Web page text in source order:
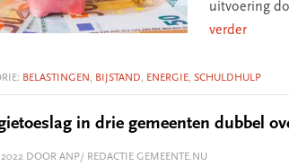
uitvoering
verder
BELASTINGEN , BIJSTAND, ENERGIE, SCHULDHULP
in drie gemeenten dubbel
DOOR ANP/ REDACTIE GEMEENTE.NU